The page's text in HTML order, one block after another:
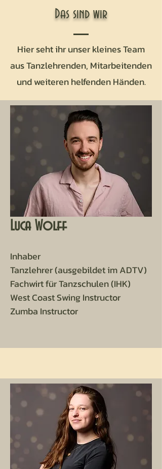
Das sind wir
Hier seht ihr unser kleines Team
aus Tanzlehrenden, Mitarbeitenden
und weiteren helfenden Händen.
Luca Wolff
Inhaber
Tanzlehrer (ausgebildet im ADTV)
Fachwirt für Tanzschulen (IHK)
West Coast Swing Instructor
Zumba Instructor